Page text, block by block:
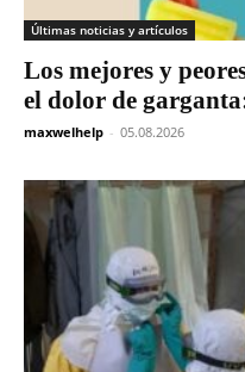
Últimas noticias y artículos
Los mejores y
el dolor de
maxwelhelp - 05.08.2026